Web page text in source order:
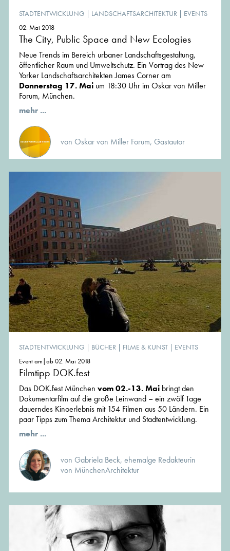
STADTENTWICKLUNG | LANDSCHAFTSARCHITEKTUR | EVENTS
02. Mai 2018
The City, Public Space and New Ecologies
Neue Trends im Bereich urbaner Landschaftsgestaltung,
öffentlicher Raum und Umweltschutz. Ein Vortrag des New
Yorker Landschaftsarchitekten James Corner am
Donnerstag 17. Mai um 18:30 Uhr im Oskar von Miller
Forum, München.
mehr ...
von Oskar von Miller Forum, Gastautor
STADTENTWICKLUNG | BÜCHER | FILME & KUNST | EVENTS
Event am|ab 02. Mai 2018
Filmtipp DOK.fest
Das DOK.fest München vom 02.-13. Mai bringt den
Dokumentarfilm auf die große Leinwand – ein zwölf Tage
dauerndes Kinoerlebnis mit 154 Filmen aus 50 Ländern. Ein
paar Tipps zum Thema Architektur und Stadtentwicklung.
mehr ...
von Gabriela Beck, ehemalge Redakteurin
von MünchenArchitektur